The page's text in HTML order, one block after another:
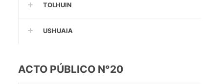
TOLHUIN
USHUAIA
ACTO PÚBLICO N°20